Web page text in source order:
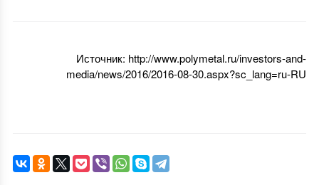
Источник: http://www.polymetal.ru/investors-and-
media/news/2016/2016-08-30.aspx?sc_lang=ru-RU